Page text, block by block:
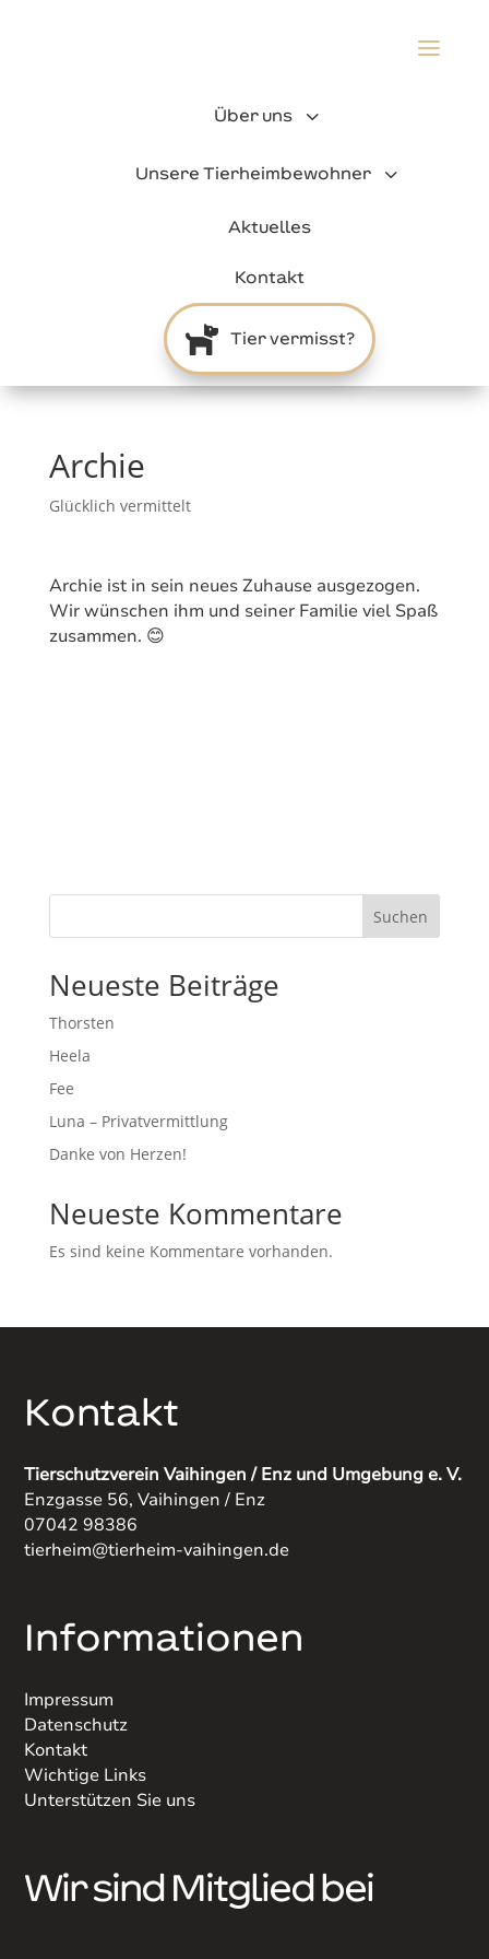
a
3
Über uns
3
Unsere Tierheimbewohner
Aktuelles
Kontakt
 Tier vermisst?
Archie
Glücklich vermittelt
Archie ist in sein neues Zuhause ausgezogen.
Wir wünschen ihm und seiner Familie viel Spaß
zusammen. 😊
Suchen
Neueste Beiträge
Thorsten
Heela
Fee
Luna – Privatvermittlung
Danke von Herzen!
Neueste Kommentare
Es sind keine Kommentare vorhanden.
Kontakt
Tierschutzverein Vaihingen / Enz und Umgebung e. V.
Enzgasse 56, Vaihingen / Enz
07042 98386
tierheim@tierheim-vaihingen.de
Informationen
Impressum
Datenschutz
Kontakt
Wichtige Links
Unterstützen Sie uns
Wir sind Mitglied bei